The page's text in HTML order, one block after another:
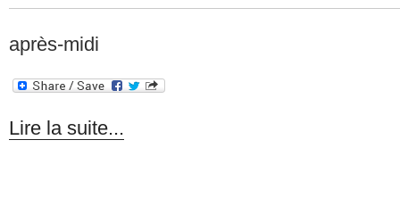
après-midi
Lire la suite...